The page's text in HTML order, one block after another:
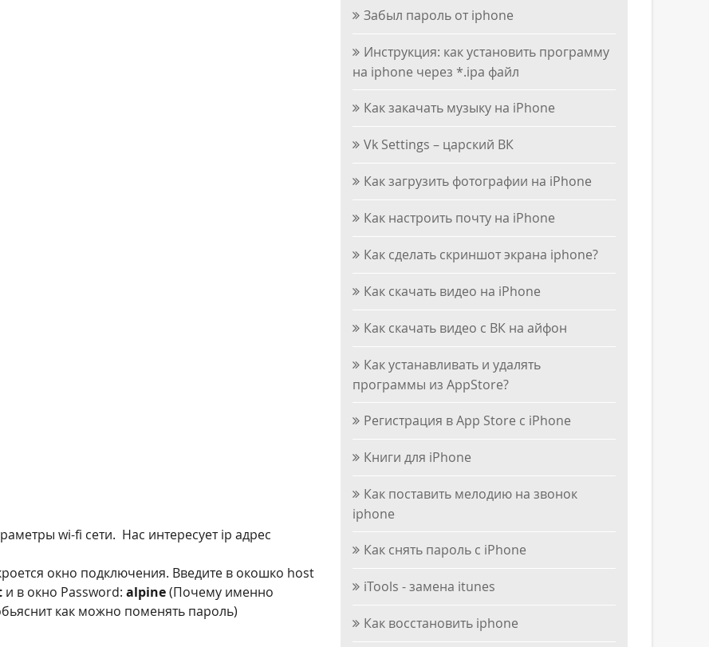
wi-fi сети. Нас интересует ip адрес
окно подключения. Введите в окошко host
и в окно Password: alpine(Почему именно
как можно поменять пароль)
Забыл пароль от iphone
Инструкция: как установить программу
на iphone через *.ipa файл
Как закачать музыку на iPhone
Vk Settings – царский ВК
Как загрузить фотографии на iPhone
Как настроить почту на iPhone
Как сделать скриншот экрана iphone?
Как скачать видео на iPhone
Как скачать видео с ВК на айфон
Как устанавливать и удалять
программы из AppStore?
Регистрация в App Store с iPhone
Книги для iPhone
Как поставить мелодию на звонок
iphone
Как снять пароль с iPhone
iTools - замена itunes
Как восстановить iphone